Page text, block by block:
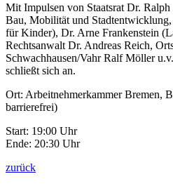
Mit Impulsen von Staatsrat Dr.
Bau, Mobilität und
für Kinder), Dr. Arne Frankenstein
Rechtsanwalt Dr. Andreas Reich,
Schwachhausen/Vahr Ralf Möller
schließt sich an.
Ort: Arbeitnehmerkammer Bremen,
barrierefrei)
Start: 19:00 Uhr
Ende: 20:30 Uhr
zurück